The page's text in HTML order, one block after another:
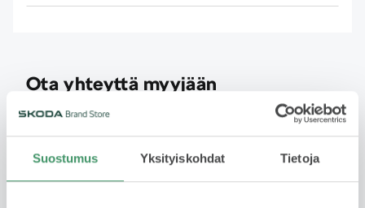
Suostumus Yksityiskohdat Tietoja
Ota yhteyttä myyjään